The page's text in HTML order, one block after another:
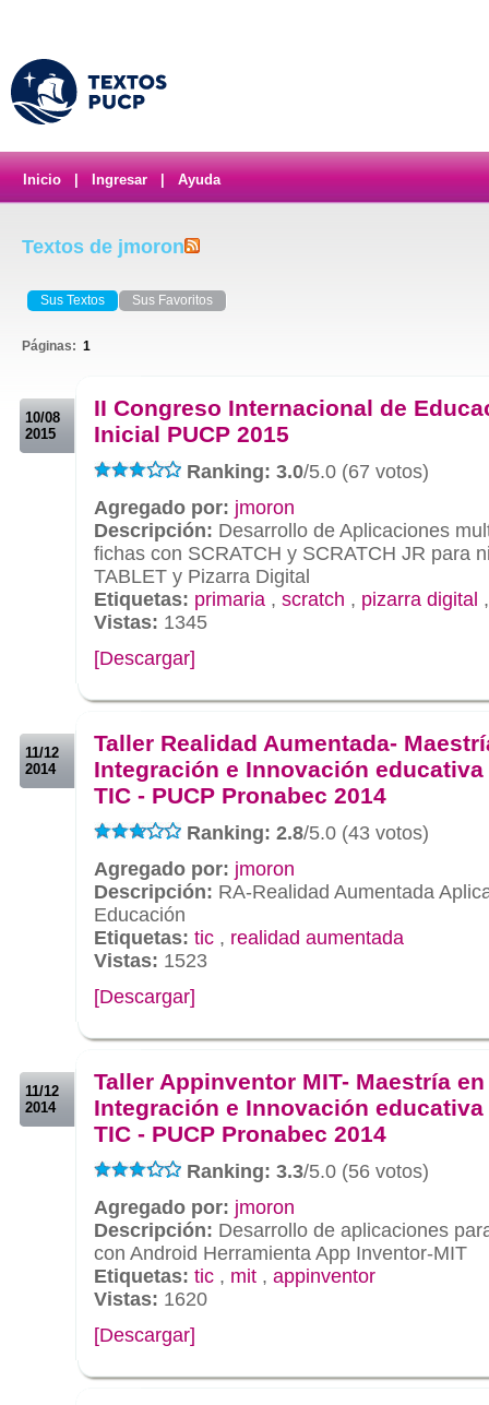
Inicio Ingresar Ayuda
Textos de jmoron
Sus Textos Sus Favoritos
Páginas: 1
10/08
2015
II Congreso Internacional de
Inicial PUCP 2015
Ranking: 3.0/5.0 (67 votos)
Agregado por: jmoron
Descripción: Desarrollo de Aplicaciones
fichas con SCRATCH y SCRATCH JR para
TABLET y Pizarra Digital
Etiquetas: primaria , scratch , pizarra digital
Vistas: 1345
[Descargar]
11/12
2014
Taller Realidad Aumentada-
Integración e Innovación educativa
TIC - PUCP Pronabec 2014
Ranking: 2.8/5.0 (43 votos)
Agregado por: jmoron
Descripción: RA-Realidad Aumentada
Educación
Etiquetas: tic , realidad aumentada
Vistas: 1523
[Descargar]
11/12
2014
Taller Appinventor MIT- Maestría en
Integración e Innovación educativa
TIC - PUCP Pronabec 2014
Ranking: 3.3/5.0 (56 votos)
Agregado por: jmoron
Descripción: Desarrollo de aplicaciones
con Android Herramienta App Inventor-MIT
Etiquetas: tic , mit , appinventor
Vistas: 1620
[Descargar]